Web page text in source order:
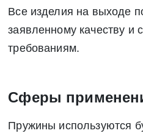
Все изделия на выходе
заявленному качеству и
требованиям.
Сферы
Пружины используются